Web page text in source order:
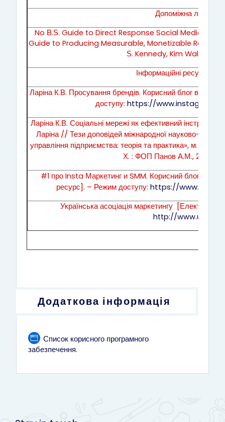
Допоміжна
No В.Ѕ. Guide to Direct Response Social Media
Guide to Producing Measurable, Monetizable Results
Ѕ. Kennedy, Kim Walsh-
Інформаційні ресурси в
Ларіна К.В. Просування брендів. Корисний блог в
доступу: https://
Ларіна К.В. Соціальні мережі як ефективний
Ларіна // Тези доповідей міжнародної науково-
управління підприємства: теорія та практика», м.
Х. : ФОП Панов А.М., 2020. –
#1 про Insta Маркетинг и SMM. Корисний блог в
ресурс]. – Режим доступу: https://
Українська асоціація маркетингу
http://
Додаткова інформація
Список корисного програмного
забезпечення.Сторінка